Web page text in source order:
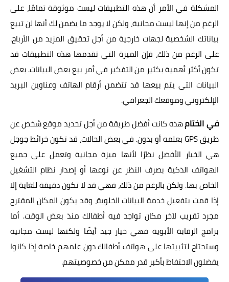
المشكلة في الأمر أن هذه التطبيقات ليست موثوقة تمامًا، على
الرغم من إنها ليست مجانية، ولكن لا يوجد ما يضمن لك أنها لن تبيع
بياناتك الشخصية لجهات خارجية من أجل تحقيق المزيد من الأرباح.
على الرغم من ذلك، فإن الميزة التي تقدمها هذه التطبيقات قد
تكون أكثر أهمية بكثير من التفكير في أمر بيع بعض البيانات. بعض
البيانات التي يتم بيعها قد تتضمن أرقام الهاتف وعناوين البريد
الإلكتروني وموقعك الجغرافي.
في الختامهذه كانت أفضل طريقة من أجل تحديد موقع شخص عن
طريق GPS بعلمه أو بدون. في بعض الحالات، قد تكون خرائط جوجل
هي الخيار الأفضل نظرًا لأنها ميزة مجانية وتعمل على جميع
الهواتف الذكية بصرف النظر عن نوعها أو إصدار نظام التشغيل
الخاص بها. ولكن بالرغم من ذلك، فهي قد لا تكون دقيقة للغاية إلا
إذا قمت بتفعيل خدمة البيانات الخلوية، وقد يكون المكان المقترح
مجرد تقريب لآخر مكان تواجد فيه أطفالك منذ بعض الوقت. أما
برامج الرقابة الأبوية فهي خيار جيد أيضًا ولكنها ليست مجانية
وستحتاج لتثبيتها على هواتف أطفالك دون علمهم خاصة إذا كانوا
يفضلون الاحتفاظ بأكبر قدر ممكن من خصوصيتهم.